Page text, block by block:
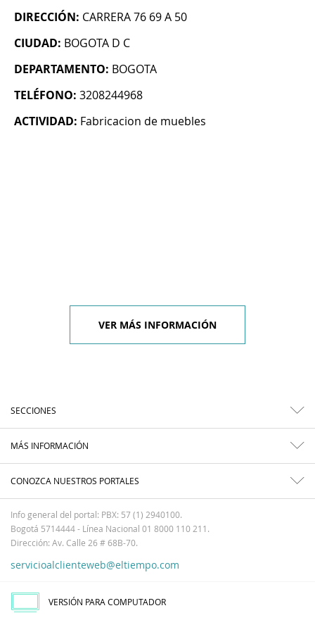
DIRECCIÓN: CARRERA 76 69 A 50
CIUDAD: BOGOTA D C
DEPARTAMENTO: BOGOTA
TELÉFONO: 3208244968
ACTIVIDAD: Fabricacion de muebles
VER MÁS INFORMACIÓN
SECCIONES
MÁS INFORMACIÓN
CONOZCA NUESTROS PORTALES
Info general del portal: PBX: 57 (1) 2940100.
Bogotá 5714444 - Línea Nacional 01 8000 110 211.
Dirección: Av. Calle 26 # 68B-70.
servicioalclienteweb@eltiempo.com
VERSIÓN PARA COMPUTADOR